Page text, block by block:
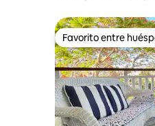
las instalaciones del
Favorito entre
Favorito entre